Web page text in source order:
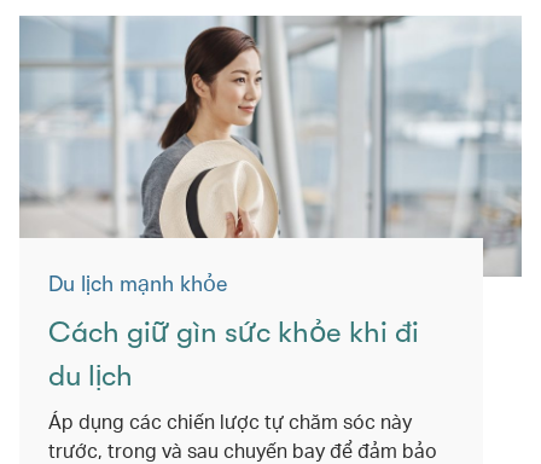
Du lịch mạnh khỏe
Cách giữ gìn sức khỏe khi đi
du lịch
Áp dụng các chiến lược tự chăm sóc này
trước, trong và sau chuyến bay để đảm bảo